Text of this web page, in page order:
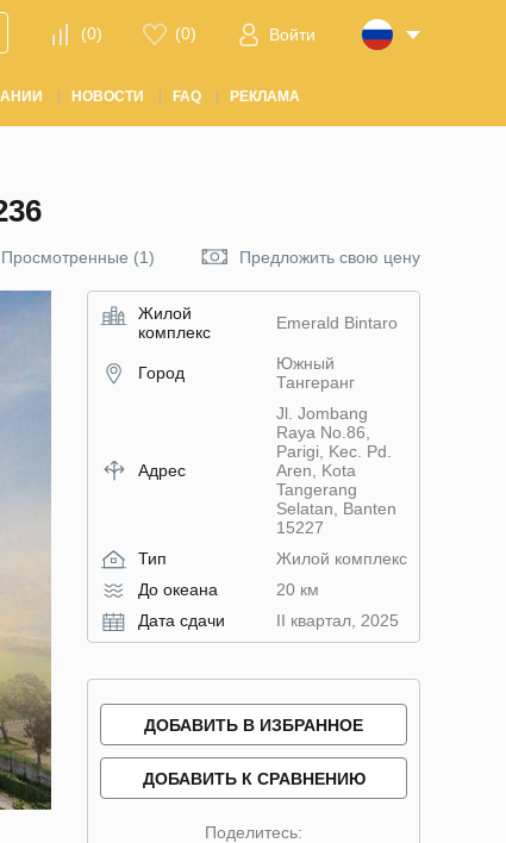
(0) (0) Войти
НОВОСТИ FAQ РЕКЛАМА
Просмотренные (1) Предложить свою цену
Жилой
комплекс
Emerald Bintaro
Город
Южный
Тангеранг
Адрес
Jl. Jombang
Raya No.86,
Parigi, Kec. Pd.
Aren, Kota
Tangerang
Selatan, Banten
15227
Тип
Жилой комплекс
До океана
20 км
Дата сдачи
II квартал, 2025
ДОБАВИТЬ В ИЗБРАННОЕ
ДОБАВИТЬ К СРАВНЕНИЮ
Поделитесь: